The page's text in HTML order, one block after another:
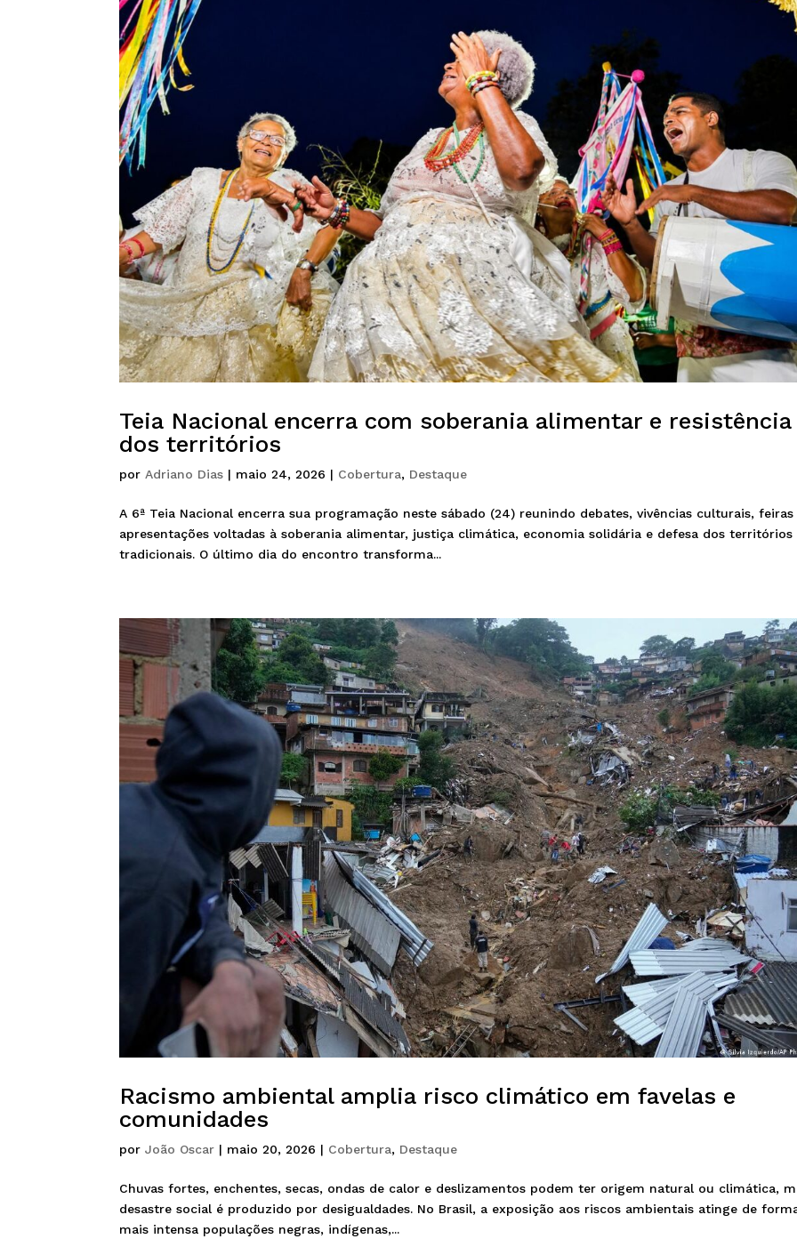
Teia Nacional encerra com soberania alimentar e resistência
dos territórios
por Adriano Dias | maio 24, 2026 | Cobertura, Destaque
A 6ª Teia Nacional encerra sua programação neste sábado (24) reunindo debates, vivências culturais, feiras
apresentações voltadas à soberania alimentar, justiça climática, economia solidária e defesa dos territórios
tradicionais. O último dia do encontro transforma...
Racismo ambiental amplia risco climático em favelas e
comunidades
porJoão Oscar | maio 20, 2026 | Cobertura, Destaque
Chuvas fortes, enchentes, secas, ondas de calor e deslizamentos podem ter origem natural ou climática,
desastre social é produzido por desigualdades. No Brasil, a exposição aos riscos ambientais atinge de
mais intensa populações negras, indígenas,...